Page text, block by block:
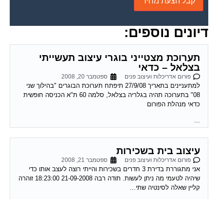
דיונים נוספים:
תערוכת מצטייני בוגרי עיצוב תעשייתי
בצלאל – כדאי
פורום אדריכלות ועיצוב פנים ספטמבר 20, 2008
למתעניינים בתאריך 27/9/08 תיפתח תערוכת הבוגרים "בהילוך שני
08" בתערוכה תהיה בגלריה בצלאל, סלמה 60 ת"א הכניסה חופשית
כדאי מנהלת הפורום
עיצוב בית בשכירות
פורום אדריכלות ועיצוב פנים ספטמבר 21, 2008
אני מתגוררת בדירת 3 חדרים בשכירות והייתי רוצה לעצב אותו כדי
שיהיה לטעמי מה ניתן לעשות. תודה רבה 21-09-2008 18:23:00 זוהרה
קליין שאלה לסינטיה שתי...